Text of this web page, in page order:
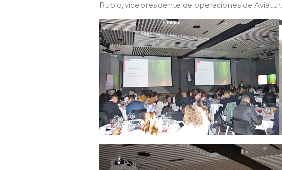
Rubio, vicepresidente de operaciones de Aviatur.